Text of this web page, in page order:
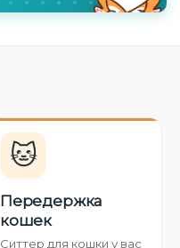
🐱
Передержка
кошек
Ситтер для кошки у вас